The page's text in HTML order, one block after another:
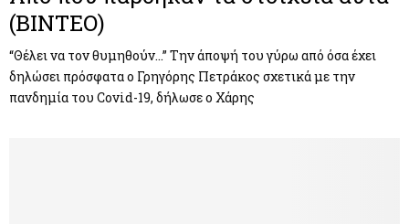
(ΒΙΝΤΕΟ)
“Θέλει να τον θυμηθούν…” Την άποψή του γύρω από όσα έχει
δηλώσει πρόσφατα ο Γρηγόρης Πετράκος σχετικά με την
πανδημία του Covid-19, δήλωσε ο Χάρης